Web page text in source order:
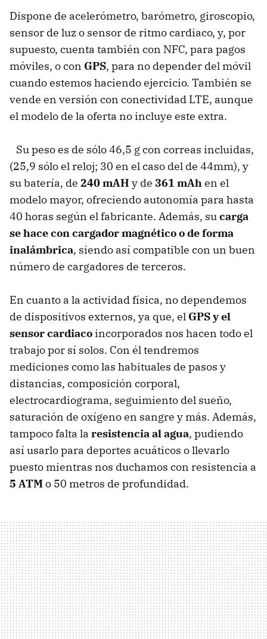
Dispone de acelerómetro, barómetro, giroscopio,
sensor de luz o sensor de ritmo cardiaco, y, por
supuesto, cuenta también con NFC, para pagos
móviles, o con GPS, para no depender del móvil
cuando estemos haciendo ejercicio. También se
vende en versión con conectividad LTE, aunque
el modelo de la oferta no incluye este extra.
Su peso es de sólo 46,5 g con correas incluidas,
(25,9 sólo el reloj; 30 en el caso del de 44mm), y
su batería, de 240 mAH y de 361 mAhen el
modelo mayor, ofreciendo autonomía para hasta
40 horas según el fabricante. Además, sucarga
se hace con cargador magnético o de forma
inalámbrica, siendo así compatible con un buen
número de cargadores de terceros.
En cuanto a la actividad física, no dependemos
de dispositivos externos, ya que, el GPS y el
sensor cardiaco incorporados nos hacen todo el
trabajo por sí solos. Con él tendremos
mediciones como las habituales de pasos y
distancias, composición corporal,
electrocardiograma, seguimiento del sueño,
saturación de oxígeno en sangre y más. Además,
tampoco falta la resistencia al agua, pudiendo
así usarlo para deportes acuáticos o llevarlo
puesto mientras nos duchamos con resistencia a
5 ATMo 50 metros de profundidad.